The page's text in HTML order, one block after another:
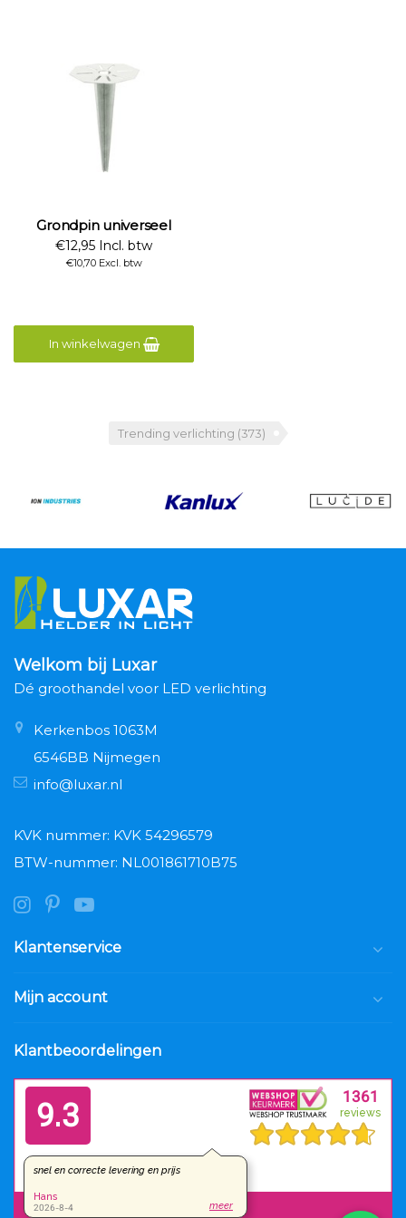
Grondpin universeel
€12,95 Incl. btw
€10,70 Excl. btw
In winkelwagen
Trending verlichting (373)
Welkom bij Luxar
Dé groothandel voor LED verlichting
Kerkenbos 1063M
6546BB Nijmegen
info@luxar.nl
KVK nummer: KVK 54296579
BTW-nummer: NL001861710B75
Klantenservice
Mijn account
Klantbeoordelingen